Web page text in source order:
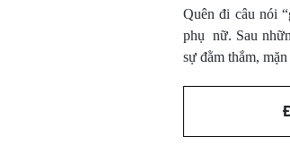
Quên đi câu nói
phụ nữ. Sau
sự đằm thắm,